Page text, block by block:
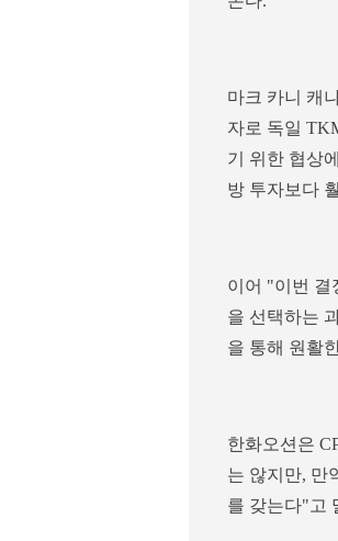
마크 카니 캐
자로 독일
기 위한 협상
방 투자보다
이어 "이번 결
을 선택하는
을 통해 원활
한화오션은
는 않지만, 만
를 갖는다"고